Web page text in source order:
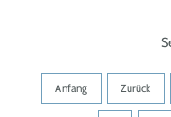
Anfang Zurück